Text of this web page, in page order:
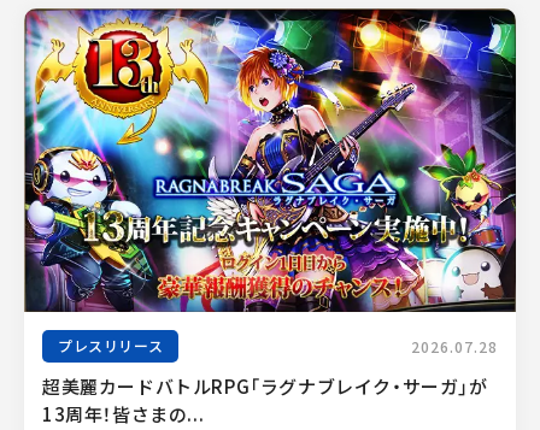
プレスリリース 2026.07.28
超美麗カードバトルRPG「ラグナブレイク・サーガ」が
13周年！皆さまの...